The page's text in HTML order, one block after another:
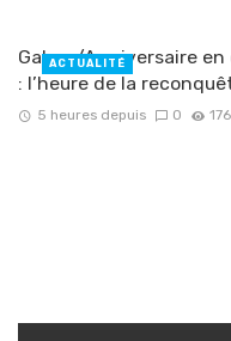
Gabon/Anniversaire en
: l’heure de la
5 heures depuis 0
ACTUALITÉ